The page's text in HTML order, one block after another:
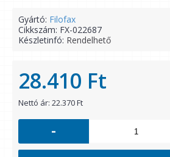
Gyártó: Filofax
Cikkszám: FX-022687
Készletinfó: Rendelhető
28.410 Ft
Nettó ár: 22.370 Ft
-